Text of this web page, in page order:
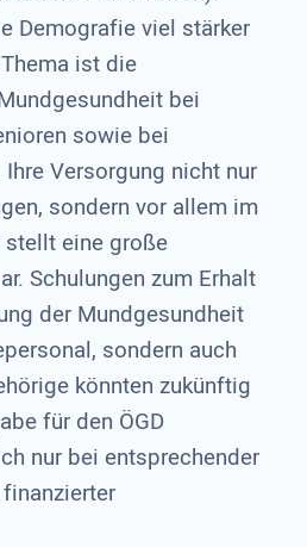
Demografie viel stärker
ist die
bei
sowie bei
Versorgung nicht nur
sondern vor allem im
eine große
Schulungen zum Erhalt
der Mundgesundheit
sondern auch
könnten zukünftig
für den ÖGD
nur bei entsprechender